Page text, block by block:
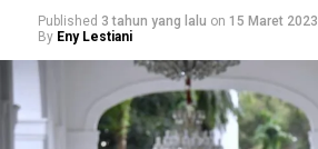
Published 3 tahun yang lalu on 15 Maret 2023
By Eny Lestiani